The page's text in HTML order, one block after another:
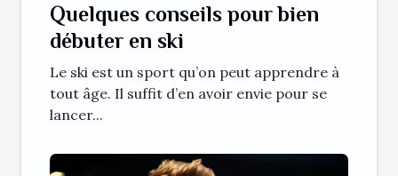
Quelques conseils pour bien
débuter en ski
Le ski est un sport qu’on peut apprendre à
tout âge. Il suffit d’en avoir envie pour se
lancer...